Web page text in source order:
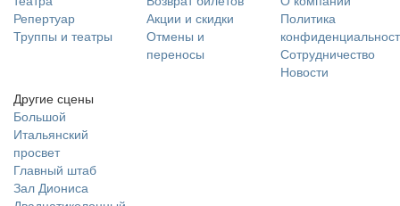
Репертуар
Труппы и театры
Акции и скидки
Отмены и
переносы
Политика
Сотрудничество
Новости
Другие сцены
Большой
Итальянский
просвет
Главный штаб
Зал Диониса